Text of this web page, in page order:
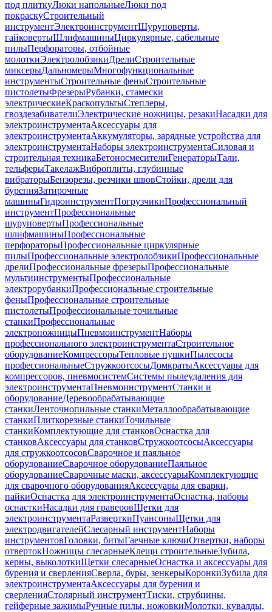
под плиткуЛюки напольныеЛюки под
покраскуСтроительный
инструментЭлектроинструментШуруповерты,
гайковертыШлифмашиныЦиркулярные, сабельные
пилыПерфораторы, отбойные
молоткиЭлектролобзикиДрелиСтроительные
миксерыДальномерыМногофункциональные
инструментыСтроительные феныСтроительные
пистолетыФрезерыРубанки, стамески
электрическиеКраскопультыСтеплеры,
гвоздезабивателиЭлектрические ножницы, резакиНасадки для
электроинструментаАксессуары для
электроинструментаАккумуляторы, зарядные устройства для
электроинструментаНаборы электроинструментаСиловая и
строительная техникаБетоносмесителиГенераторыТали,
тельферыТакелажВиброплиты, глубинные
вибраторыБензорезы, резчики швовСтойки, дрели для
буренияЗатирочные
машиныГидроинструментПогрузчикиПрофессиональный
инструментПрофессиональные
шуруповертыПрофессиональные
шлифмашиныПрофессиональные
перфораторыПрофессиональные циркулярные
пилыПрофессиональные электролобзикиПрофессиональные
дрелиПрофессиональные фрезерыПрофессиональные
мультиинструментыПрофессиональные
электрорубанкиПрофессиональные строительные
феныПрофессиональные строительные
пистолетыПрофессиональные точильные
станкиПрофессиональные
электроножницыПневмоинструментНаборы
профессионального электроинструментаСтроительное
оборудованиеКомпрессорыТепловые пушкиПылесосы
профессиональныеСтружкоотсосыДомкратыАксессуары для
компрессоров, пневмосистемСистемы пылеудаления для
электроинструментаПневмоинструментСтанки и
оборудованиеДеревообрабатывающие
станкиЛенточнопильные станкиМеталлообрабатывающие
станкиПлиткорезные станкиТочильные
станкиКомплектующие для станковОснастка для
станковАксессуары для станковСтружкоотсосыАксессуары
для стружкоотсосовСварочное и паяльное
оборудованиеСварочное оборудованиеПаяльное
оборудованиеСварочные маски, аксессуарыКомплектующие
для сварочного оборудованияАксессуары для сварки,
пайкиОснастка для электроинструментаОснастка, наборы
оснасткиНасадки для граверовЩетки для
электроинструментаРазверткиПуансоныЩетки для
электродвигателейСлесарный инструментНаборы
инструментовГоловки, битыГаечные ключиОтвертки, наборы
отвертокНожницы слесарныеКлещи строительныеЗубила,
керны, выколоткиЩетки слесарныеОснастка и аксессуары для
бурения и сверленияСверла, буры, зенкерыКоронкиЗубила для
электроинструментаАксессуары для бурения и
сверленияСтолярный инструментТиски, струбцины,
гейферные зажимыРучные пилы, ножовкиМолотки, кувалды,